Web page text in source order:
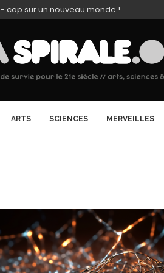
cap sur un nouveau monde !
ARTS SCIENCES MERVEILLES